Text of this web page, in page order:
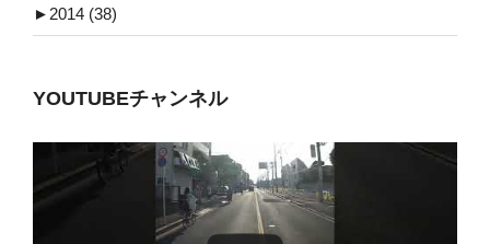
► 2014 (38)
YOUTUBEチャンネル